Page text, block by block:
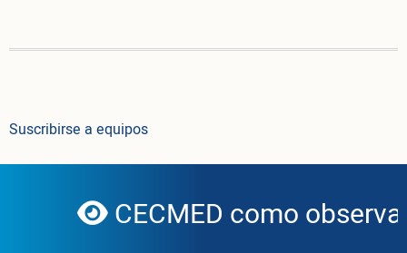
Suscribirse a equipos
globe
CECMED como